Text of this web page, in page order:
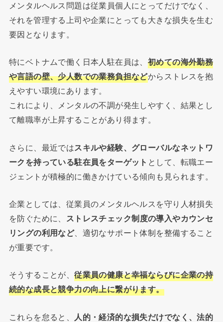
メンタルヘルス問題は従業員個人にとってだけでなく、
それを管理する上司や企業にとっても大きな損失を生む
要因となります。
特にベトナムで働く日本人駐在員は、 初めての海外勤務
や言語の壁、少人数での業務負担などからストレスを抱
えやすい環境にあります。
これにより、メンタルの不調が発生しやすく、結果とし
て離職率が上昇することがあり得ます。
さらに、最近ではスキルや経験、グローバルなネットワ
ークを持っている駐在員をターゲット として、転職エー
ジェントが積極的に働きかけている傾向も見られます。
企業としては、従業員のメンタルヘルスを守り人材損失
を防ぐために、
ストレスチェック制度の導入やカウンセ
リングの利用など、適切なサポート体制を整備すること
が重要です。
そうすることが、従業員の健康と幸福ならびに企業の持
続的な成長と競争力の向上に繋がります。
これらを怠ると、
人的・経済的な損失だけでなく、法的